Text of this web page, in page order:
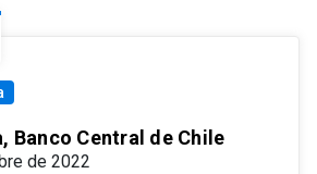
Banco Central de Chile
de 2022